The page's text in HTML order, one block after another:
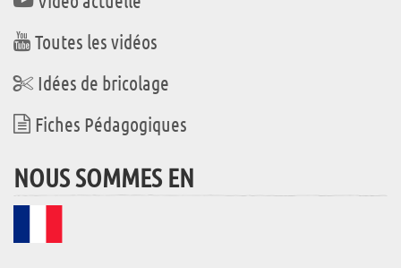
Toutes les vidéos
Idées de bricolage
Fiches Pédagogiques
NOUS SOMMES EN